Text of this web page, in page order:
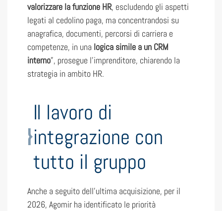
valorizzare la funzione HR, escludendo gli aspetti
legati al cedolino paga, ma concentrandosi su
anagrafica, documenti, percorsi di carriera e
competenze, in una logica simile a un CRM
interno”, prosegue l’imprenditore, chiarendo la
strategia in ambito HR.
Il lavoro di
integrazione con
tutto il gruppo
Anche a seguito dell’ultima acquisizione, per il
2026, Agomir ha identificato le priorità